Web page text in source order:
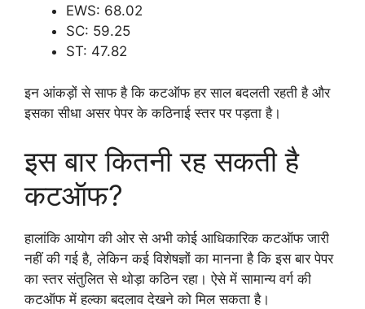
EWS: 68.02
SC: 59.25
ST: 47.82
इन आंकड़ों से साफ है कि कटऑफ हर साल बदलती रहती है और
इसका सीधा असर पेपर के कठिनाई स्तर पर पड़ता है।
इस बार कितनी रह सकती है
कटऑफ?
हालांकि आयोग की ओर से अभी कोई आधिकारिक कटऑफ जारी
नहीं की गई है, लेकिन कई विशेषज्ञों का मानना है कि इस बार पेपर
का स्तर संतुलित से थोड़ा कठिन रहा। ऐसे में सामान्य वर्ग की
कटऑफ में हल्का बदलाव देखने को मिल सकता है।